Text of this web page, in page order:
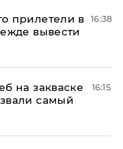
прилетели в
вывести
16:38
на закваске
самый
16:15